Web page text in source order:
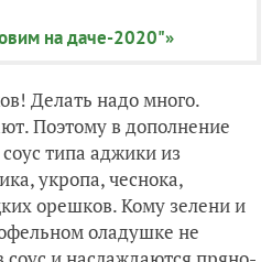
на даче-2020"»
Делать надо много.
Поэтому в дополнение
типа аджики из
укропа, чеснока,
орешков. Кому зелени и
оладушке не